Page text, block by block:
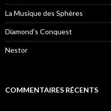
La Musique des Sphères
Diamond’s Conquest
Nestor
COMMENTAIRES RÉCENTS